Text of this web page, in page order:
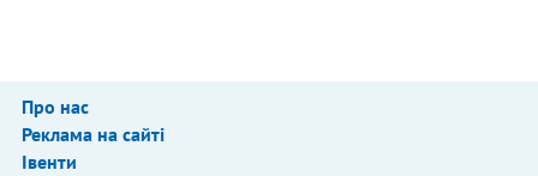
Про нас
Реклама на сайті
Івенти